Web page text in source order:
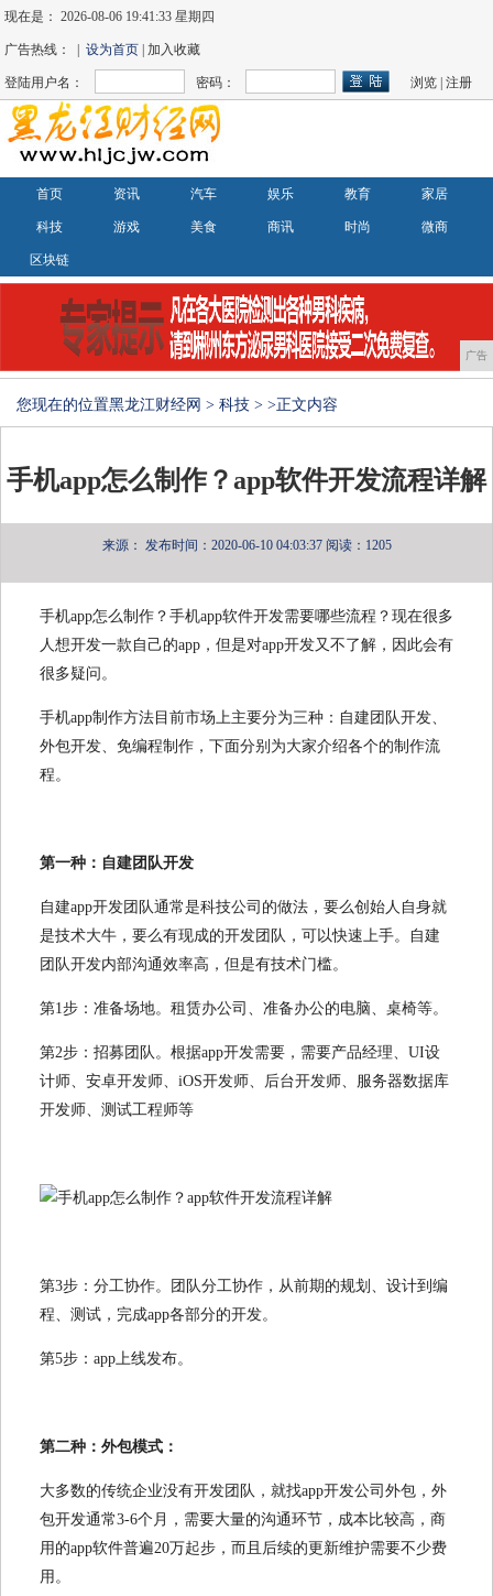
现在是：2026-08-06 19:41:34 星期四
广告热线： |设为首页 | 加入收藏
登陆用户名： 密码： 浏览 |注册
首页 资讯 汽车 娱乐 教育 家居
科技 游戏 美食 商讯 时尚 微商
区块链
广告
您现在的位置黑龙江财经网 > 科技 > >正文内容
手机app怎么制作？app软件开发流程详解
来源： 发布时间：2020-06-10 04:03:37 阅读：1205
手机app怎么制作？手机app软件开发需要哪些流程？现在很多
人想开发一款自己的app，但是对app开发又不了解，因此会有
很多疑问。
手机app制作方法目前市场上主要分为三种：自建团队开发、
外包开发、免编程制作，下面分别为大家介绍各个的制作流
程。
第一种：自建团队开发
自建app开发团队通常是科技公司的做法，要么创始人自身就
是技术大牛，要么有现成的开发团队，可以快速上手。自建
团队开发内部沟通效率高，但是有技术门槛。
第1步：准备场地。租赁办公司、准备办公的电脑、桌椅等。
第2步：招募团队。根据app开发需要，需要产品经理、UI设
计师、安卓开发师、iOS开发师、后台开发师、服务器数据库
开发师、测试工程师等
第3步：分工协作。团队分工协作，从前期的规划、设计到编
程、测试，完成app各部分的开发。
第5步：app上线发布。
第二种：外包模式：
大多数的传统企业没有开发团队，就找app开发公司外包，外
包开发通常3-6个月，需要大量的沟通环节，成本比较高，商
用的app软件普遍20万起步，而且后续的更新维护需要不少费
用。